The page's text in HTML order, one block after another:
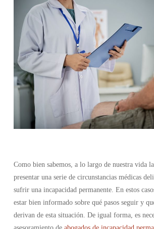
Como bien sabemos, a lo largo de nuestra vida
presentar una serie de circunstancias médicas
sufrir una incapacidad permanente. En estos
estar bien informado sobre qué pasos seguir y
derivan de esta situación. De igual forma, es